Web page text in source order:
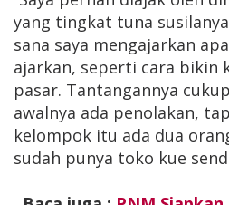
yang tingkat tuna
sana saya mengajarkan
ajarkan, seperti cara bikin
pasar. Tantangannya
awalnya ada penolakan,
kelompok itu ada dua
sudah punya toko kue